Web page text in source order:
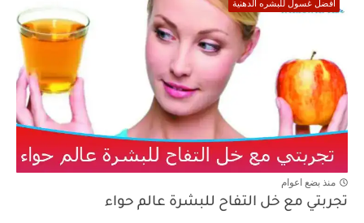
افضل غسول للبشره الدهنية
منذ بضع اعوام
تجربتي مع خل التفاح للبشرة عالم حواء